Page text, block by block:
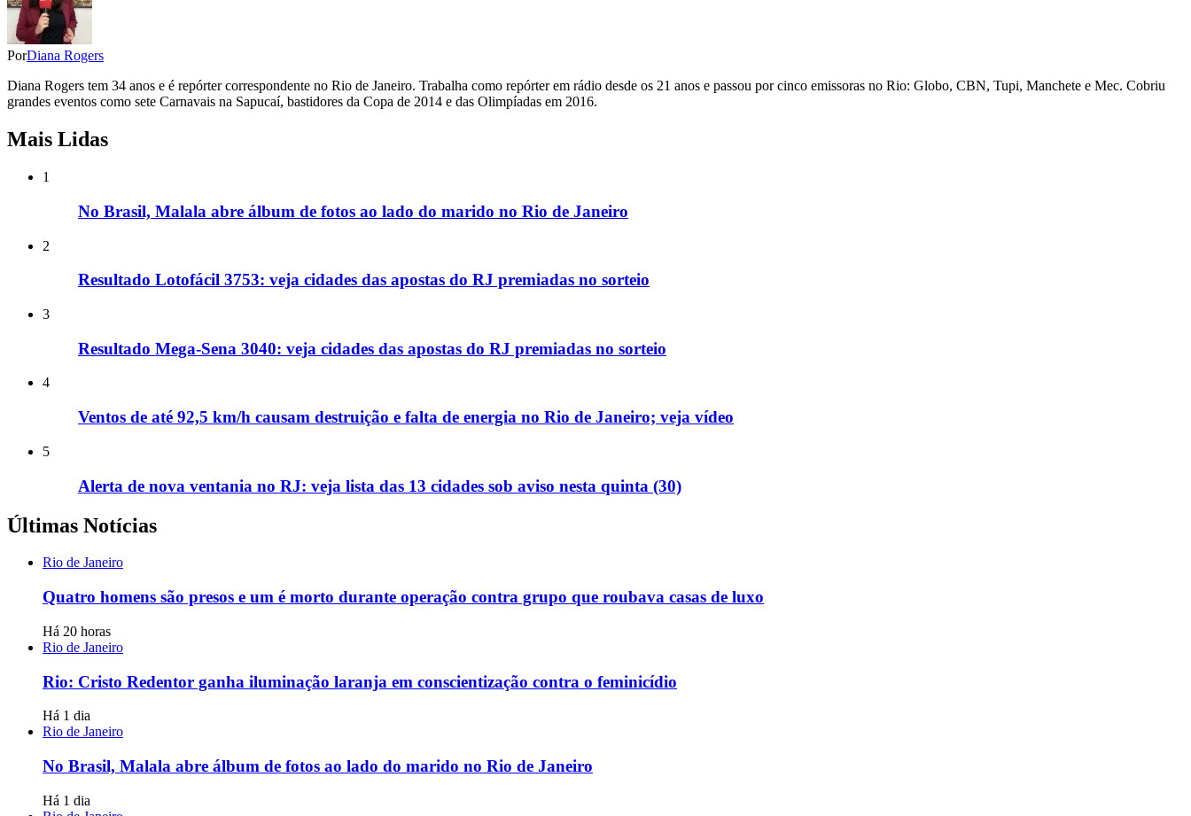
PorDiana Rogers
Diana Rogers tem 34 anos e é repórter correspondente no Rio de Janeiro. Trabalha como repórter em rádio desde os 21 anos e passou por cinco emissoras no Rio: Globo, CBN, Tupi, Manchete e Mec. Cobriu
grandes eventos como sete Carnavais na Sapucaí, bastidores da Copa de 2014 e das Olimpíadas em 2016.
Mais Lidas
1
No Brasil, Malala abre álbum de fotos ao lado do marido no Rio de Janeiro
2
Resultado Lotofácil 3753: veja cidades das apostas do RJ premiadas no sorteio
3
Resultado Mega-Sena 3040: veja cidades das apostas do RJ premiadas no sorteio
4
Ventos de até 92,5 km/h causam destruição e falta de energia no Rio de Janeiro; veja vídeo
5
Alerta de nova ventania no RJ: veja lista das 13 cidades sob aviso nesta quinta (30)
Últimas Notícias
Rio de Janeiro
Quatro homens são presos e um é morto durante operação contra grupo que roubava casas de luxo
Há 20 horas
Rio de Janeiro
Rio: Cristo Redentor ganha iluminação laranja em conscientização contra o feminicídio
Há 1 dia
Rio de Janeiro
No Brasil, Malala abre álbum de fotos ao lado do marido no Rio de Janeiro
Há 1 dia